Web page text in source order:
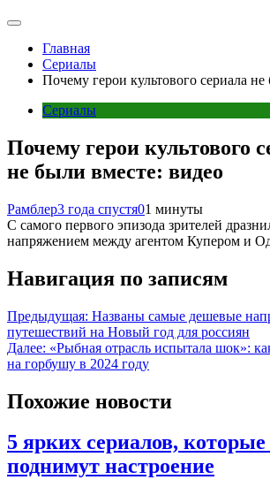
Главная
Сериалы
Почему герои культового сериала
Сериалы
Почему герои культового
не были вместе: видео
Рамблер3 года спустя01 минуты
С самого первого эпизода зрителей
напряжением между агентом Купером и
Навигация по записям
Предыдущая: Названы самые дешевые
путешествий на Новый год для россиян
Далее: «Рыбная отрасль испытала шок»:
на горбушу в 2024 году
Похожие новости
5 ярких сериалов, которые
поднимут настроение